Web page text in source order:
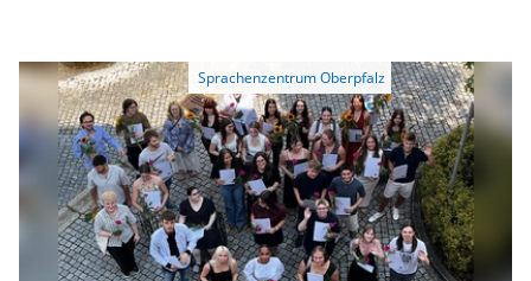
Schülerinnen und Schüler mit sechs
betreuenden Lehrkräften mit dem Bus zum
Schloss.
Sprachenzentrum Oberpfalz